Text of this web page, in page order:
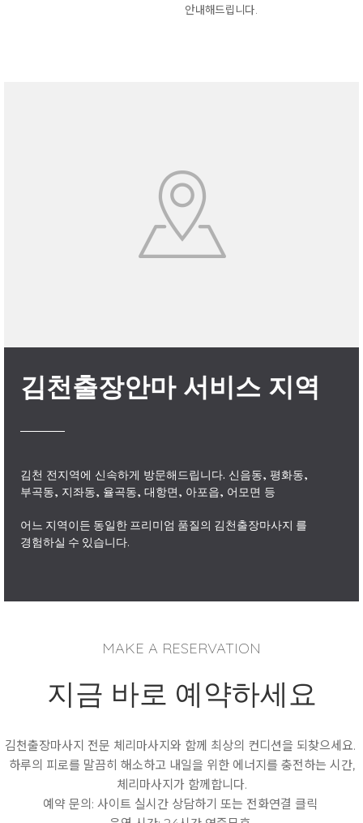
안내해드립니다.
김천출장안마 서비스 지역
김천 전지역에 신속하게 방문해드립니다. 신음동, 평화동,
부곡동, 지좌동, 율곡동, 대항면, 아포읍, 어모면 등
어느 지역이든 동일한 프리미엄 품질의 김천출장마사지 를
경험하실 수 있습니다.
MAKE A RESERVATION
지금 바로 예약하세요
김천출장마사지 전문 체리마사지와 함께 최상의 컨디션을 되찾으세요.
하루의 피로를 말끔히 해소하고 내일을 위한 에너지를 충전하는 시간,
체리마사지가 함께합니다.
예약 문의: 사이트 실시간 상담하기 또는 전화연결 클릭